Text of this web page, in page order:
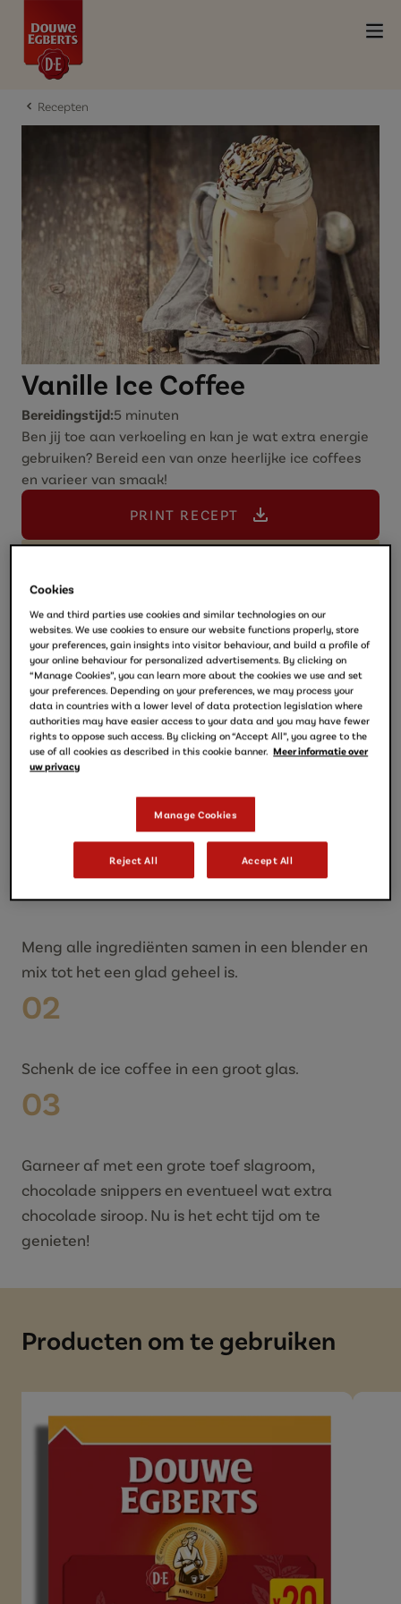
Recepten
Vanille Ice Coffee
Bereidingstijd:5 minuten
Ben jij toe aan verkoeling en kan je wat extra energie
gebruiken? Bereid een van onze heerlijke ice coffees
en varieer van smaak!
PRINT RECEPT
Ingrediënten
D.E Café 150 ml naar keuze
100 ml melk
1 bol ijs (varieer in smaak; vanille ijs, bananen
ijs, karamel ijs, chocolade ijs)
1 banaan
Handje ijsblokjes
Snufje kaneel
Bereidingswijze
Meng alle ingrediënten samen in een blender en
mix tot het een glad geheel is.
02
Schenk de ice coffee in een groot glas.
03
Garneer af met een grote toef slagroom,
chocolade snippers en eventueel wat extra
chocolade siroop. Nu is het echt tijd om te
genieten!
Producten om te gebruiken
Cookies
We and third parties use cookies and similar technologies on our
websites. We use cookies to ensure our website functions properly, store
your preferences, gain insights into visitor behaviour, and build a profile of
your online behaviour for personalized advertisements. By clicking on
“Manage Cookies”, you can learn more about the cookies we use and set
your preferences. Depending on your preferences, we may process your
data in countries with a lower level of data protection legislation where
authorities may have easier access to your data and you may have fewer
rights to oppose such access. By clicking on “Accept All”, you agree to the
use of all cookies as described in this cookie banner. Meer informatie over
uw privacy
Manage Cookies
Reject All Accept All